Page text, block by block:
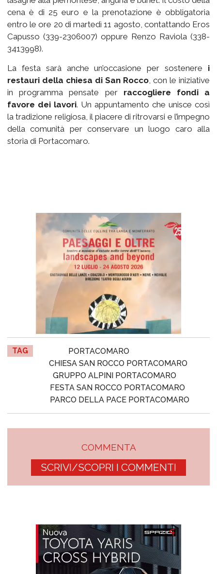
cena è di 25 euro e la prenotazione è obbligatoria
entro le ore 20 di martedì 11 agosto, contattando Eros
Capusso (339-2306007) oppure Renzo Raviola (338-
3413998).
La festa sarà anche un’occasione per sostenere i
restauri della chiesa di San Rocco , con le iniziative
in programma pensate per raccogliere fondi a
favore dei lavori. Un appuntamento che unisce così
la tradizione religiosa, il piacere di ritrovarsi e l’impegno
della comunità per conservare un luogo caro alla
storia di Portacomaro.
TAG
PORTACOMARO
CHIESA SAN ROCCO PORTACOMARO
GRUPPO ALPINI PORTACOMARO
FESTA SAN ROCCO PORTACOMARO
PARCO DELLA PACE PORTACOMARO
COMMENTA
SCRIVI/SCOPRI I COMMENTI